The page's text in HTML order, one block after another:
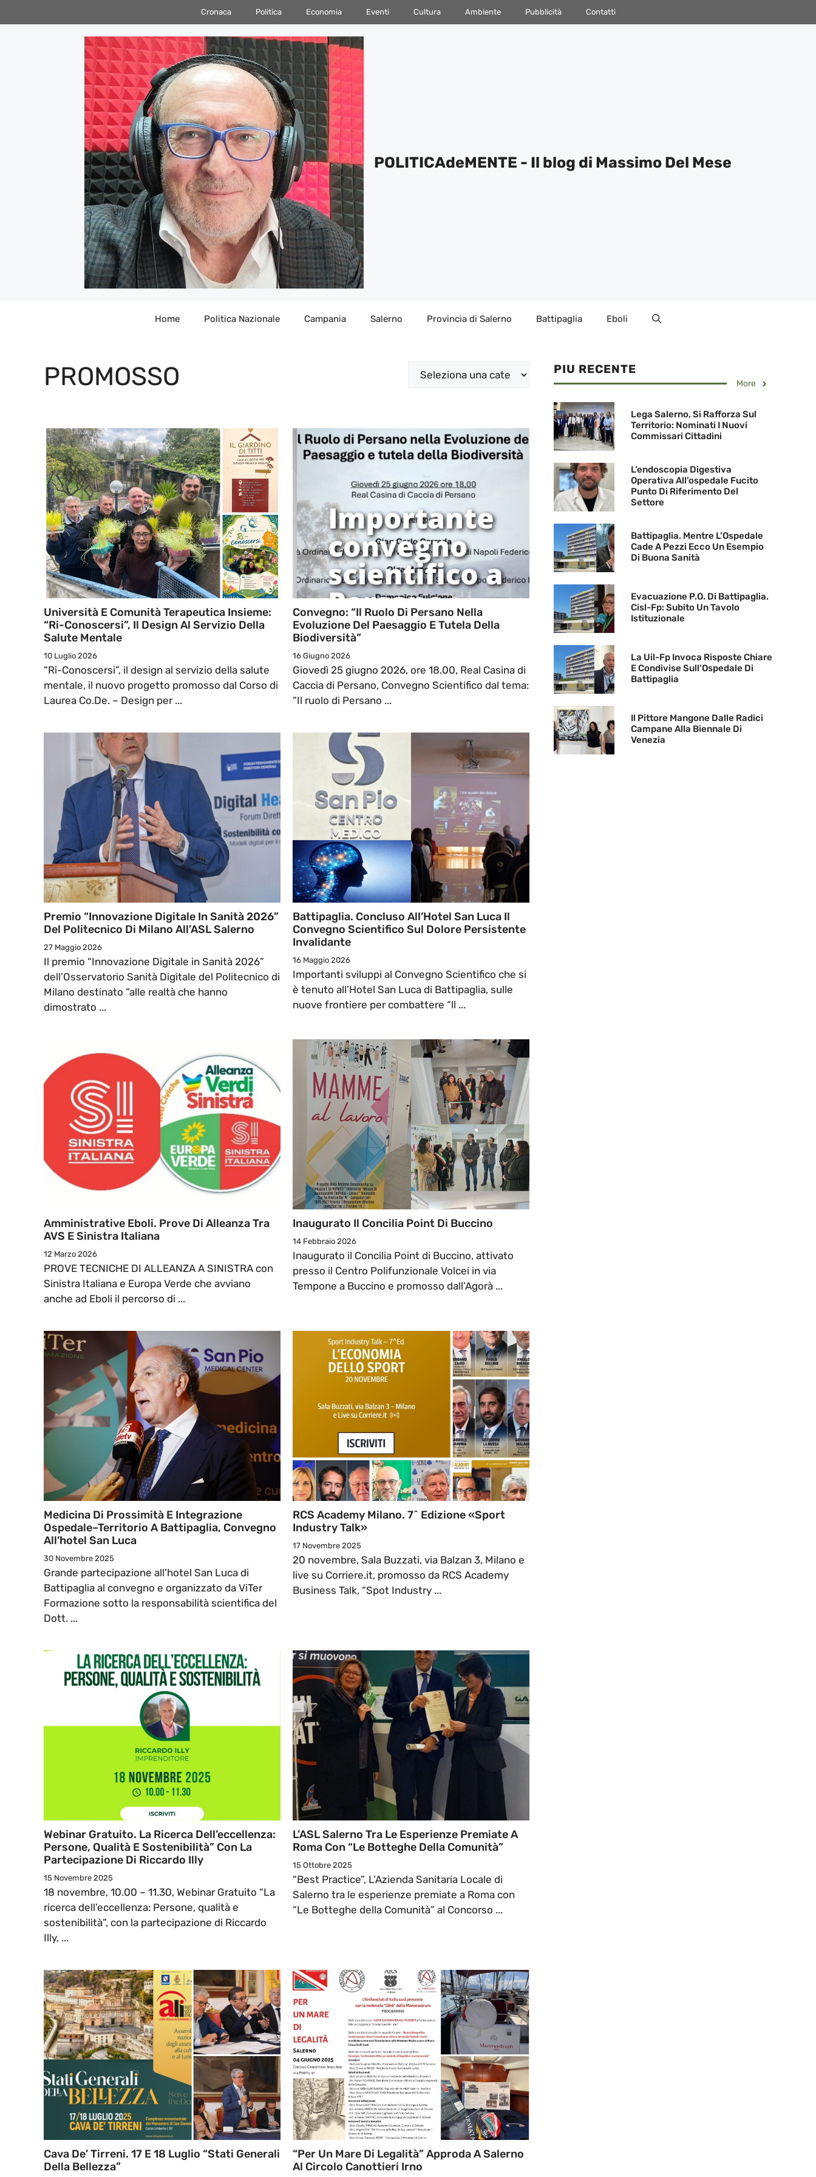
al
Cronaca Politica Economia Eventi Cultura Ambiente Pubblicità Contatti
POLITICAdeMENTE - Il blog di Massimo Del Mese
Home Politica Nazionale Campania Salerno Provincia di Salerno Battipaglia Eboli
PROMOSSO Categorie
Università E Comunità Terapeutica Insieme:
“Ri-Conoscersi”, Il Design Al Servizio Della
Salute Mentale
10 Luglio 2026
“Ri-Conoscersi”, il design al servizio della salute
mentale, il nuovo progetto promosso dal Corso di
Laurea Co.De. – Design per ...
Convegno: “Il Ruolo Di Persano Nella
Evoluzione Del Paesaggio E Tutela Della
Biodiversità”
16 Giugno 2026
Giovedì 25 giugno 2026, ore 18.00, Real Casina di
Caccia di Persano, Convegno Scientifico dal tema:
“Il ruolo di Persano ...
Premio “Innovazione Digitale In Sanità 2026”
Del Politecnico Di Milano All’ASL Salerno
27 Maggio 2026
Il premio “Innovazione Digitale in Sanità 2026”
dell’Osservatorio Sanità Digitale del Politecnico di
Milano destinato “alle realtà che hanno
dimostrato ...
Battipaglia. Concluso All’Hotel San Luca Il
Convegno Scientifico Sul Dolore Persistente
Invalidante
16 Maggio 2026
Importanti sviluppi al Convegno Scientifico che si
è tenuto all’Hotel San Luca di Battipaglia, sulle
nuove frontiere per combattere “ll ...
Amministrative Eboli. Prove Di Alleanza Tra
AVS E Sinistra Italiana
12 Marzo 2026
PROVE TECNICHE DI ALLEANZA A SINISTRA con
Sinistra Italiana e Europa Verde che avviano
anche ad Eboli il percorso di ...
Inaugurato Il Concilia Point Di Buccino
14 Febbraio 2026
Inaugurato il Concilia Point di Buccino, attivato
presso il Centro Polifunzionale Volcei in via
Tempone a Buccino e promosso dall’Agorà ...
Medicina Di Prossimità E Integrazione
Ospedale–Territorio A Battipaglia, Convegno
All’hotel San Luca
30 Novembre 2025
Grande partecipazione all’hotel San Luca di
Battipaglia al convegno e organizzato da ViTer
Formazione sotto la responsabilità scientifica del
Dott. ...
RCS Academy Milano. 7^ Edizione «Sport
Industry Talk»
17 Novembre 2025
20 novembre, Sala Buzzati, via Balzan 3, Milano e
live su Corriere.it, promosso da RCS Academy
Business Talk, “Spot Industry ...
Webinar Gratuito. La Ricerca Dell’eccellenza:
Persone, Qualità E Sostenibilità” Con La
Partecipazione Di Riccardo Illy
15 Novembre 2025
18 novembre, 10.00 – 11.30, Webinar Gratuito “La
ricerca dell’eccellenza: Persone, qualità e
sostenibilità”, con la partecipazione di Riccardo
Illy, ...
L’ASL Salerno Tra Le Esperienze Premiate A
Roma Con “Le Botteghe Della Comunità”
15 Ottobre 2025
“Best Practice”, L’Azienda Sanitaria Locale di
Salerno tra le esperienze premiate a Roma con
“Le Botteghe della Comunità” al Concorso ...
Cava De’ Tirreni. 17 E 18 Luglio “Stati Generali
Della Bellezza”
“Per Un Mare Di Legalità” Approda A Salerno
Al Circolo Canottieri Irno
PIU RECENTE
More
Lega Salerno, Si Rafforza Sul
Territorio: Nominati I Nuovi
Commissari Cittadini
L’endoscopia Digestiva
Operativa All’ospedale Fucito
Punto Di Riferimento Del
Settore
Battipaglia. Mentre L’Ospedale
Cade A Pezzi Ecco Un Esempio
Di Buona Sanità
Evacuazione P.O. Di Battipaglia.
Cisl-Fp: Subito Un Tavolo
Istituzionale
La Uil-Fp Invoca Risposte Chiare
E Condivise Sull’Ospedale Di
Battipaglia
Il Pittore Mangone Dalle Radici
Campane Alla Biennale Di
Venezia